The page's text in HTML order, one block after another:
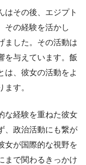
はその後、エジプト
その経験を活かし
ました。その活動は
を与えています。飯
は、彼女の活動をよ
す。
な経験を重ねた彼女
、政治活動にも繋が
女が国際的な視野を
まで関わるきっかけ